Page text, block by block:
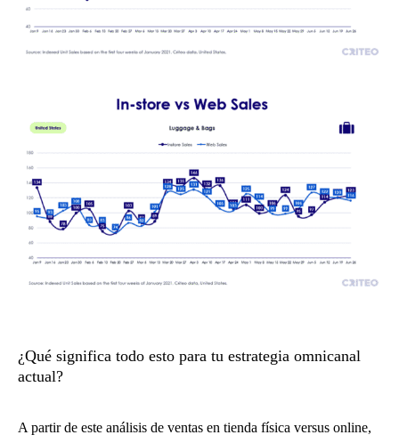
¿Qué significa todo esto para tu estrategia omnicanal
actual?
A partir de este análisis de ventas en tienda física versus online,